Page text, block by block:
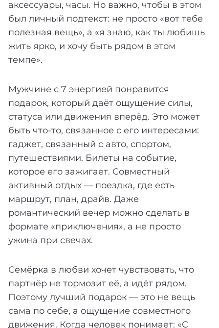
аксессуары, часы. Но важно, чтобы в этом
был личный подтекст: не просто «вот тебе
полезная вещь», а «я знаю, как ты любишь
жить ярко, и хочу быть рядом в этом
темпе».
Мужчине с 7 энергией понравится
подарок, который даёт ощущение силы,
статуса или движения вперёд. Это может
быть что-то, связанное с его интересами:
гаджет, связанный с авто, спортом,
путешествиями. Билеты на событие,
которое его зажигает. Совместный
активный отдых — поездка, где есть
маршрут, план, драйв. Даже
романтический вечер можно сделать в
формате «приключения», а не просто
ужина при свечах.
Семёрка в любви хочет чувствовать, что
партнёр не тормозит её, а идёт рядом.
Поэтому лучший подарок — это не вещь
сама по себе, а ощущение совместного
движения. Когда человек понимает: «С